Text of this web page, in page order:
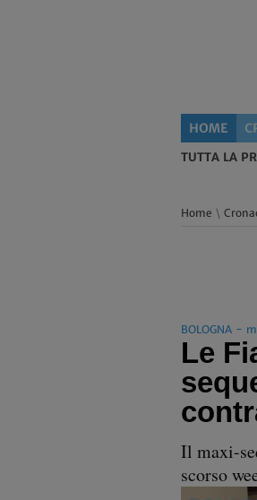
HOME
TUTTA LA
Home \
BOLOGNA -
Le
Il maxi-
scorso